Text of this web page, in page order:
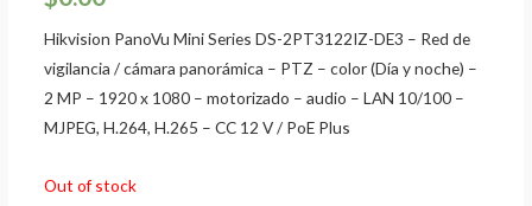
Hikvision PanoVu Mini Series DS-2PT3122IZ-DE3 – Red de
vigilancia / cámara panorámica – PTZ – color (Día y noche) –
2 MP – 1920 x 1080 – motorizado – audio – LAN 10/100 –
MJPEG, H.264, H.265 – CC 12 V / PoE Plus
Out of stock